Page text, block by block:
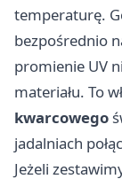
temperaturę.
bezpośrednio
promienie UV
materiału. To
kwarcowego
jadalniach
Jeżeli